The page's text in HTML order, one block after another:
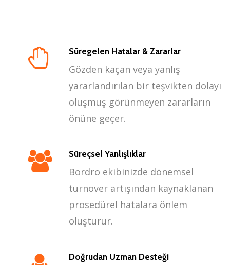
Süregelen Hatalar & Zararlar
Gözden kaçan veya yanlış
yararlandırılan bir teşvikten dolayı
oluşmuş görünmeyen zararların
önüne geçer.
Süreçsel Yanlışlıklar
Bordro ekibinizde dönemsel
turnover artışından kaynaklanan
prosedürel hatalara önlem
oluşturur.
Doğrudan Uzman Desteği